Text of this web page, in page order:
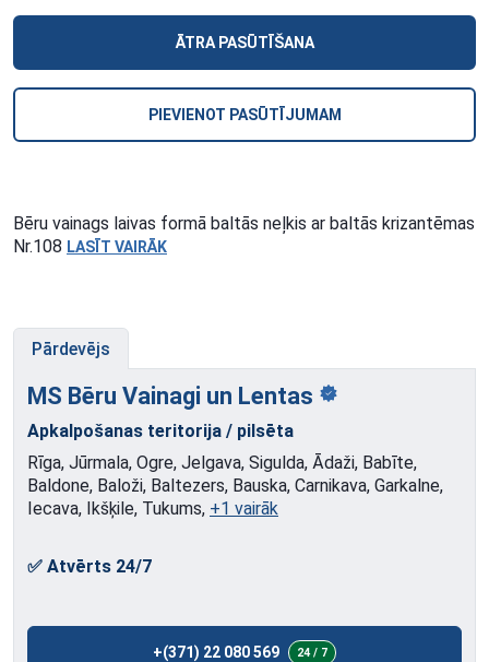
ĀTRA PASŪTĪŠANA
PIEVIENOT PASŪTĪJUMAM
Bēru vainags laivas formā baltās neļkis ar baltās krizantēmas
Nr.108 LASĪT VAIRĀK
Pārdevējs
MS Bēru Vainagi un Lentas
Apkalpošanas teritorija / pilsēta
Rīga, Jūrmala, Ogre, Jelgava, Sigulda, Ādaži, Babīte,
Baldone, Baloži, Baltezers, Bauska, Carnikava, Garkalne,
Iecava, Ikšķile, Tukums, +1 vairāk
✅ Atvērts 24/7
+(371) 22 080 569 24 / 7